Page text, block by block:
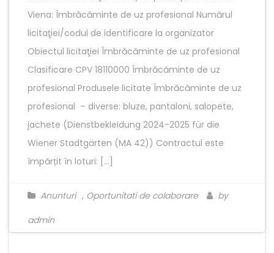
Viena: Îmbrăcăminte de uz profesional Numărul
licitaţiei/codul de identificare la organizator
Obiectul licitaţiei Îmbrăcăminte de uz profesional
Clasificare CPV 18110000 Îmbrăcăminte de uz
profesional Produsele licitate Îmbrăcăminte de uz
profesional – diverse: bluze, pantaloni, salopete,
jachete (Dienstbekleidung 2024-2025 für die
Wiener Stadtgärten (MA 42)) Contractul este
împărțit în loturi: […]
Anunturi , Oportunitati de colaborare
by
admin